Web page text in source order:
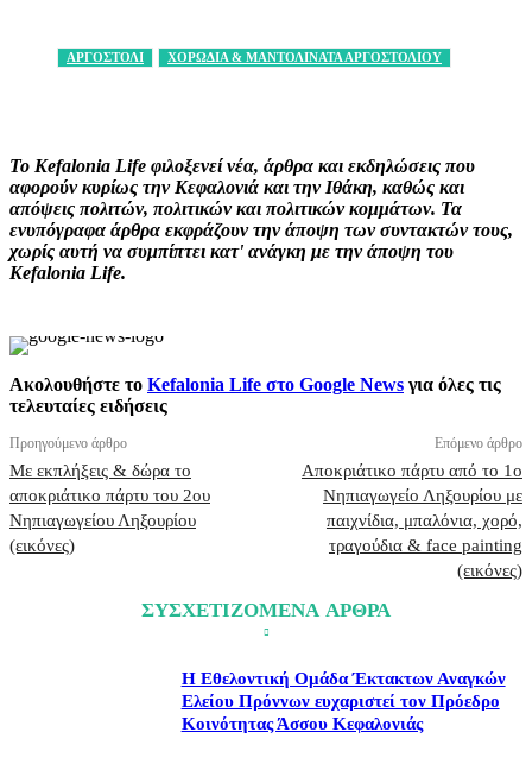
ΑΡΓΟΣΤΟΛΙ ΧΟΡΩΔΙΑ & ΜΑΝΤΟΛΙΝΑΤΑ ΑΡΓΟΣΤΟΛΙΟΥ
Το Kefalonia Life φιλοξενεί νέα, άρθρα και εκδηλώσεις που
αφορούν κυρίως την Κεφαλονιά και την Ιθάκη, καθώς και
απόψεις πολιτών, πολιτικών και πολιτικών κομμάτων. Τα
ενυπόγραφα άρθρα εκφράζουν την άποψη των συντακτών τους,
χωρίς αυτή να συμπίπτει κατ' ανάγκη με την άποψη του
Kefalonia Life.
Ακολουθήστε το Kefalonia Life στο Google News για όλες τις
τελευταίες ειδήσεις
Προηγούμενο άρθρο
Με εκπλήξεις & δώρα το
αποκριάτικο πάρτυ του 2ου
Νηπιαγωγείου Ληξουρίου
(εικόνες)
Επόμενο άρθρο
Αποκριάτικο πάρτυ από το 1ο
Νηπιαγωγείο Ληξουρίου με
παιχνίδια, μπαλόνια, χορό,
τραγούδια & face painting
(εικόνες)
ΣΥΣΧΕΤΙΖΟΜΕΝΑ ΑΡΘΡΑ
Η Εθελοντική Ομάδα Έκτακτων Αναγκών
Ελείου Πρόννων ευχαριστεί τον Πρόεδρο
Κοινότητας Άσσου Κεφαλονιάς